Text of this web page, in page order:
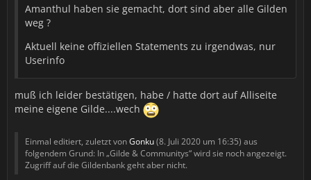
Amanthul haben sie gemacht, dort sind aber alle Gilden
weg ?
Aktuell keine offiziellen Statements zu irgendwas, nur
Userinfo
muß ich leider bestätigen, habe / hatte dort auf Alliseite
meine eigene Gilde....wech
Einmal editiert, zuletzt vonGonku(8. Juli 2020 um 16:35) aus
folgendem Grund: In „Gilde & Communitys“ wird sie noch angezeigt.
Zugriff auf die Gildenbank geht aber nicht.